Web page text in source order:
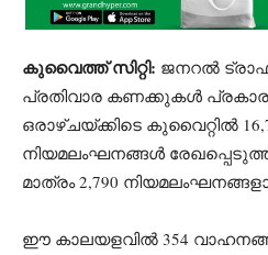
കുവൈത്ത് സിറ്റി: ജനറൽ
പ്രതിവാര കണക്കുകൾ
ഒരാഴ്ചയ്ക്കിടെ കുവൈറ്റിൽ
നിയമലംഘനങ്ങൾ
മാത്രം 2,790
ഈ കാലയളവിൽ 354